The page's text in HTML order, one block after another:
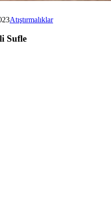
Atıştırmalıklar
Sufle